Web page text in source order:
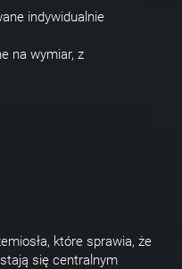
indywidualnie
na wymiar, z
które sprawia, że
się centralnym